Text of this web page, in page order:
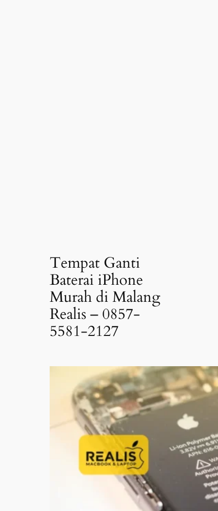
Tempat Ganti
Baterai iPhone
Murah di Malang
Realis – 0857-
5581-2127